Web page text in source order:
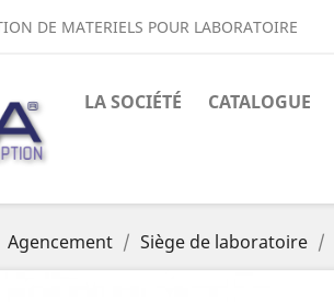
DE MATERIELS POUR LABORATOIRE
LA SOCIÉTÉ CATALOGUE
Agencement Siège de laboratoire